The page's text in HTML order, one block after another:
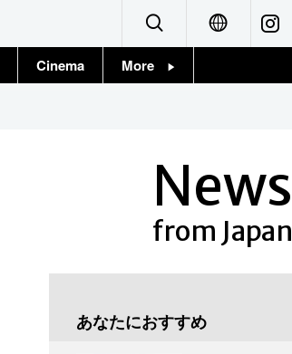
Français
Cinema More
News
from Japan
あなたにおすすめ